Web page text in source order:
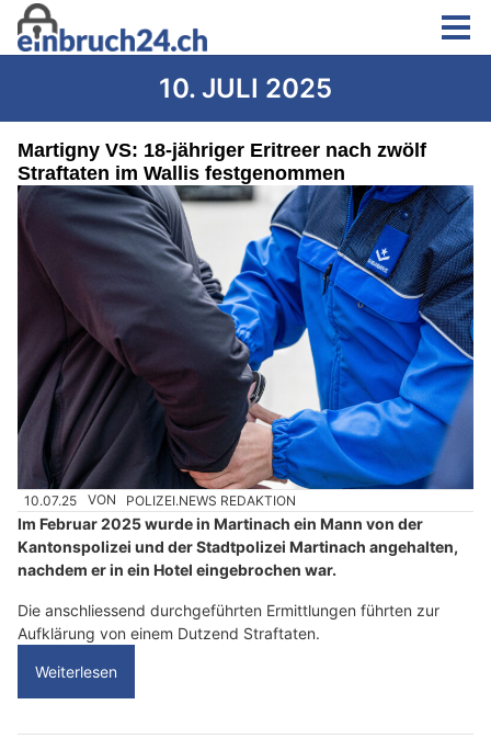
10. JULI 2025
Martigny VS: 18-jähriger Eritreer nach zwölf
Straftaten im Wallis festgenommen
10.07.25 VON POLIZEI.NEWS REDAKTION
Im Februar 2025 wurde in Martinach ein Mann von der
Kantonspolizei und der Stadtpolizei Martinach angehalten,
nachdem er in ein Hotel eingebrochen war.
Die anschliessend durchgeführten Ermittlungen führten zur
Aufklärung von einem Dutzend Straftaten.
Weiterlesen